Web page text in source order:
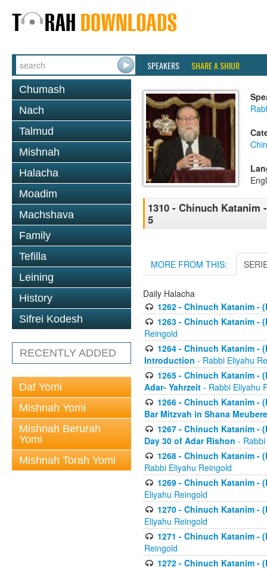
SPEAKERS SHARE A SHIUR
Chumash
Nach
Talmud
Mishnah
Halacha
Moadim
Machshava
Family
Tefilla
Leining
History
Sifrei Kodesh
RECENTLY ADDED
Daf Yomi
Mishnah Yomi
Mishnah Berurah
Yomi
Mishnah Torah Yomi
1310 - Chinuch
5
MORE FROM THIS:
Daily Halacha
1262 - Chinuch Katanim -
1263 - Chinuch Katanim -
Reingold
1264 - Chinuch Katanim -
Introduction - Rabbi Eliyahu
1265 - Chinuch Katanim -
Adar- Yahrzeit - Rabbi Eliyahu
1266 - Chinuch Katanim -
Bar Mitzvah in Shana
1267 - Chinuch Katanim -
Day 30 of Adar Rishon -
1268 - Chinuch Katanim -
Rabbi Eliyahu Reingold
1269 - Chinuch Katanim -
Eliyahu Reingold
1270 - Chinuch Katanim -
Eliyahu Reingold
1271 - Chinuch Katanim -
Reingold
1272 - Chinuch Katanim -